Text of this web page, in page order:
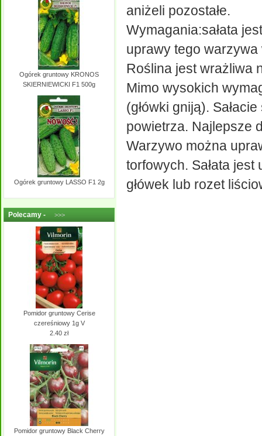
Ogórek gruntowy KRONOS
SKIERNIEWICKI F1 500g
Ogórek gruntowy LASSO F1 2g
Polecamy - >>>
Pomidor gruntowy Cerise
czereśniowy 1g V
2.40 zł
Pomidor gruntowy Black Cherry
aniżeli pozostałe.
Wymagania:sałata
uprawy tego
Roślina jest wrażliwa
Mimo wysokich
(główki gniją).
powietrza. Najlepsze
Warzywo można
torfowych. Sałata
główek lub rozet